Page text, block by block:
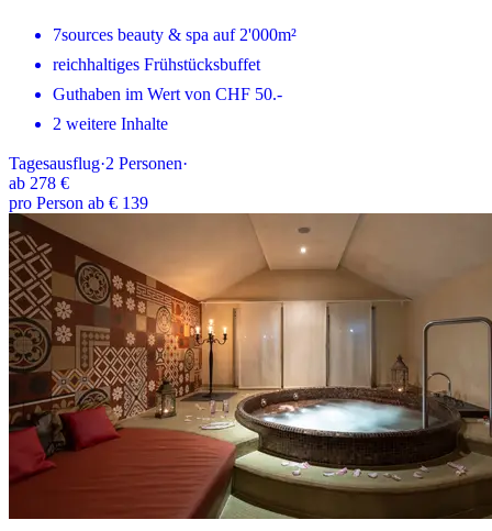
7sources beauty & spa auf 2'000m²
reichhaltiges Frühstücksbuffet
Guthaben im Wert von CHF 50.-
2 weitere Inhalte
Tagesausflug·2 Personen·
ab 278 €
pro Person ab € 139